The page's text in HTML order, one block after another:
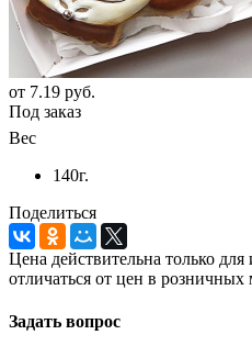
от 7.19 руб.
Под заказ
Вес
140г.
Поделиться
Цена действительна только
отличаться от цен в розничных
Задать вопрос